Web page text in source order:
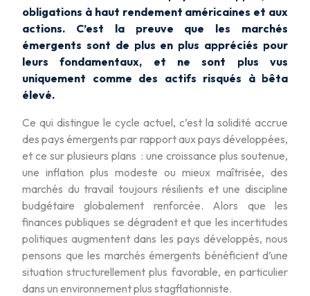
obligations à haut rendement américaines et aux
actions. C’est la preuve que les marchés
émergents sont de plus en plus appréciés pour
leurs fondamentaux, et ne sont plus vus
uniquement comme des actifs risqués à bêta
élevé.
Ce qui distingue le cycle actuel, c’est la solidité accrue
des pays émergents par rapport aux pays développées,
et ce sur plusieurs plans : une croissance plus soutenue,
une inflation plus modeste ou mieux maîtrisée, des
marchés du travail toujours résilients et une discipline
budgétaire globalement renforcée. Alors que les
finances publiques se dégradent et que les incertitudes
politiques augmentent dans les pays développés, nous
pensons que les marchés émergents bénéficient d’une
situation structurellement plus favorable, en particulier
dans un environnement plus stagflationniste.